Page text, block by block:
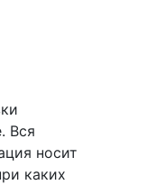
Вся
носит
каких